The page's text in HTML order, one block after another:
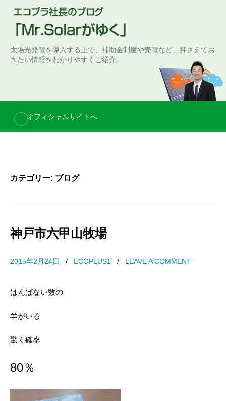
e
太陽光発電を導入する上で、補助金制度や売電など、押さえてお
きたい情報をわかりやすくご紹介。
オフィシャルサイトへ
カテゴリー: ブログ
神戸市六甲山牧場
2015年2月24日 / ECOPLUS1 / LEAVE A COMMENT
はんぱない数の
羊がいる
驚く確率
80％